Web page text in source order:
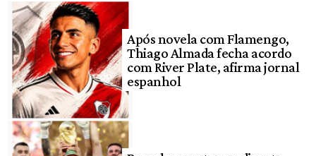
Após novela com Flamengo,
Thiago Almada fecha acordo
com River Plate, afirma jornal
espanhol